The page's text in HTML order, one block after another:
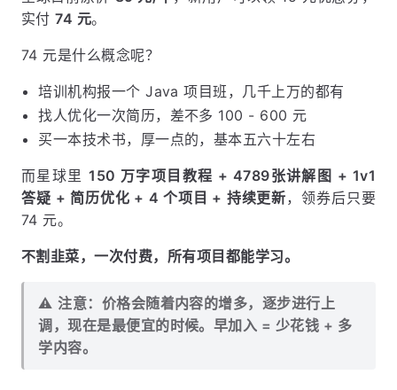
实付74 元。
74 元是什么概念呢？
培训机构报一个 Java 项目班，几千上万的都有
找人优化一次简历，差不多 100 - 600 元
买一本技术书，厚一点的，基本五六十左右
而星球里150 万字项目教程 + 4789张讲解图 + 1v1
答疑 + 简历优化 + 4 个项目 + 持续更新，领券后只要
74 元。
不割韭菜，一次付费，所有项目都能学习。
⚠️ 注意：价格会随着内容的增多，逐步进行上
调，现在是最便宜的时候。早加入 = 少花钱 + 多
学内容。